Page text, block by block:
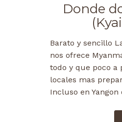
Donde
Barato y sencillo
nos ofrece
todo y que poco a
locales mas
Incluso en